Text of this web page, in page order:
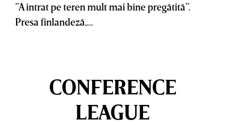
”A intrat pe teren mult mai bine pregătită”.
Presa finlandeză,...
CONFERENCE
LEAGUE